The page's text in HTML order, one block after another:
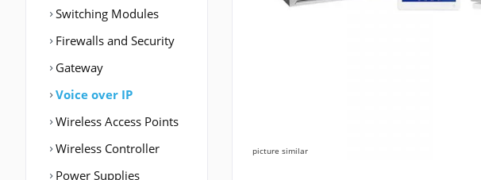
Switching Modules
Firewalls and Security
Gateway
Voice over IP
Wireless Access Points
Wireless Controller
Power Supplies
picture similar